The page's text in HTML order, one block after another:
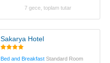
7 gece, toplam tutar
Sakarya Hotel
Bed and Breakfast Standard Room